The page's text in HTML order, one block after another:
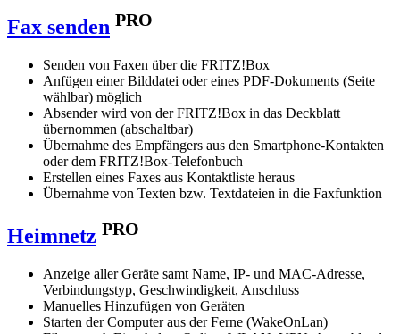
Fax senden PRO
Senden von Faxen über die FRITZ!Box
Anfügen einer Bilddatei oder eines PDF-Dokuments (Seite
wählbar) möglich
Absender wird von der FRITZ!Box in das Deckblatt
übernommen (abschaltbar)
Übernahme des Empfängers aus den Smartphone-Kontakten
oder dem FRITZ!Box-Telefonbuch
Erstellen eines Faxes aus Kontaktliste heraus
Übernahme von Texten bzw. Textdateien in die Faxfunktion
Heimnetz PRO
Anzeige aller Geräte samt Name, IP- und MAC-Adresse,
Verbindungstyp, Geschwindigkeit, Anschluss
Manuelles Hinzufügen von Geräten
Starten der Computer aus der Ferne (WakeOnLan)